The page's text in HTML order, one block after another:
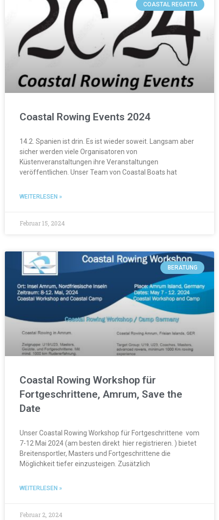
COASTAL REGATTA
Coastal Rowing Events 2024
14.2. Spanien ist drin. Es ist wieder soweit. Langsam aber
sicher werden viele Organisatoren von
Küstenveranstaltungen ihre Veranstaltungen
veröffentlichen. Unser Team von Coastal Boats hat
WEITERLESEN »
Februar 15, 2024
BERATUNG
Coastal Rowing Workshop für
Fortgeschrittene, Amrum, Save the
Date
Unser Coastal Rowing Workshop für Fortgeschrittene vom
7-12 Mai 2024 (am besten direkt hier registrieren. ) bietet
Breitensportler, Masters und Fortgeschrittene die
Möglichkeit tiefer einzusteigen. Zusätzlich
WEITERLESEN »
Februar 2, 2024